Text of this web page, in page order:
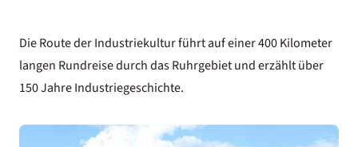
Die Route der Industriekultur führt auf einer 400 Kilometer
langen Rundreise durch das Ruhrgebiet und erzählt über
150 Jahre Industriegeschichte.